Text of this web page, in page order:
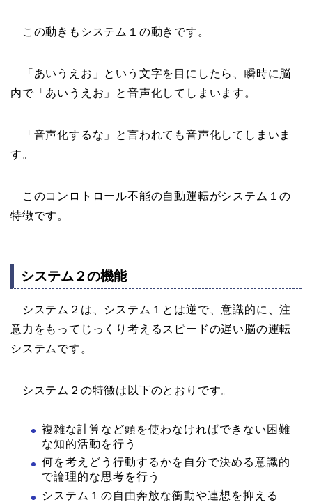
この動きもシステム１の動きです。
「あいうえお」という文字を目にしたら、瞬時に脳
内で「あいうえお」と音声化してしまいます。
「音声化するな」と言われても音声化してしまいま
す。
このコンロトロール不能の自動運転がシステム１の
特徴です。
システム２の機能
システム２は、システム１とは逆で、意識的に、注
意力をもってじっくり考えるスピードの遅い脳の運転
システムです。
システム２の特徴は以下のとおりです。
複雑な計算など頭を使わなければできない困難
な知的活動を行う
何を考えどう行動するかを自分で決める意識的
で論理的な思考を行う
システム１の自由奔放な衝動や連想を抑える